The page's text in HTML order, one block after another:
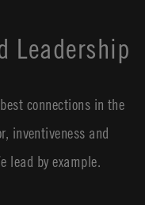
Leadership
connections in the
inventiveness and
lead by example.